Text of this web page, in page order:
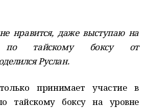
нравится, даже выступаю на
по тайскому боксу от
Руслан.
принимает участие в
тайскому боксу на уровне